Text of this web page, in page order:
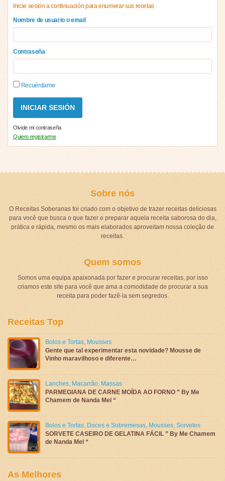
Inicie sesión a continuación para enumerar sus recetas
Nombre de usuario o email
Contraseña
Recuérdame
Olvide mi contraseña
Quiero registrarme
Sobre nós
O Receitas Soberanas foi criado com o objetivo de trazer receitas deliciosas
para você que busca o que fazer e preparar aquela receita saborosa do dia,
prática e rápida, mesmo os mais elaborados aproveitam nossa coleção de
receitas.
Quem somos
Somos uma equipa apaixonada por fazer e procurar receitas, por isso
criamos este site para você que ama a comodidade de procurar a sua
receita para poder fazê-la sem segredos.
Receitas Top
Bolos e Tortas, Mousses
Gente que tal experimentar esta novidade? Mousse de
Vinho maravilhoso e diferente…
Lanches, Macarrão, Massas
PARMEGIANA DE CARNE MOÍDA AO FORNO ” By Me
Chamem de Nanda Mel “
Bolos e Tortas, Doces e Sobremesas, Mousses, Sorvetes
SORVETE CASEIRO DE GELATINA FÁCIL ” By Me Chamem
de Nanda Mel “
As Melhores